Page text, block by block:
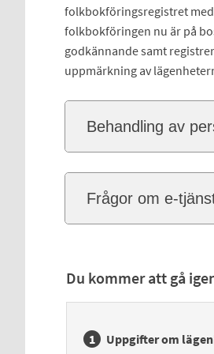
folkbokföringsregistret
folkbokföringen nu är på
godkännande samt
uppmärkning av
Behandling av
Frågor om e-
Du kommer att gå
Uppgifter om